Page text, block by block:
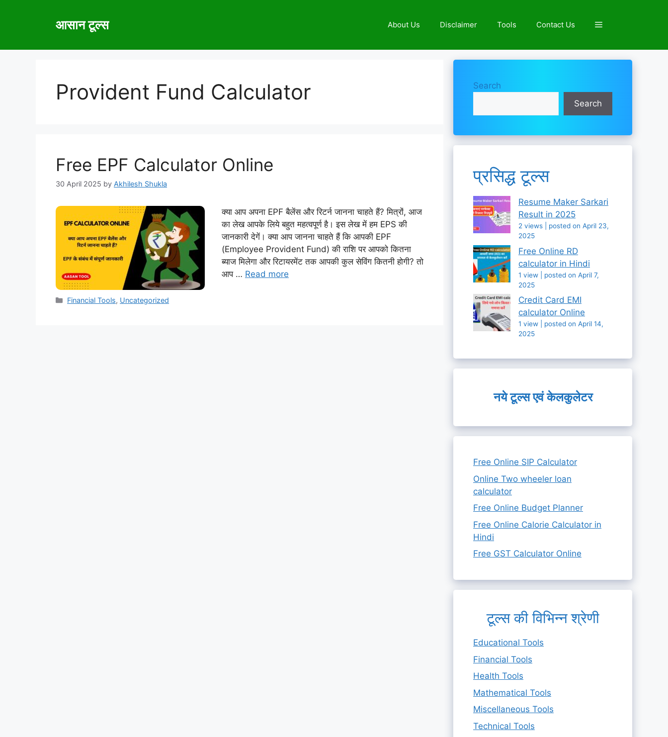
आसान टूल्स About Us Disclaimer Tools Contact Us
Provident Fund Calculator
Free EPF Calculator Online
30 April 2025 by Akhilesh Shukla
क्या आप अपना EPF बैलेंस और रिटर्न जानना चाहते हैं? मित्रों, आज
का लेख आपके लिये बहुत महत्वपूर्ण है। इस लेख में हम EPS की
जानकारी देगें। क्या आप जानना चाहते हैं कि आपकी EPF
(Employee Provident Fund) की राशि पर आपको कितना
ब्याज मिलेगा और रिटायरमेंट तक आपकी कुल सेविंग कितनी होगी? तो
आप … Read more
Categories
Financial Tools, Uncategorized
Search
Search
प्रसिद्ध टूल्स
Resume Maker Sarkari
Result in 2025
2 views
posted on April 23,
2025
Free Online RD
calculator in Hindi
1 view
posted on April 7,
2025
Credit Card EMI
calculator Online
1 view
posted on April 14,
2025
नये टूल्स एवं केलकुलेटर
Free Online SIP Calculator
Online Two wheeler loan
calculator
Free Online Budget Planner
Free Online Calorie Calculator in
Hindi
Free GST Calculator Online
टूल्स की विभिन्न श्रेणी
Educational Tools
Financial Tools
Health Tools
Mathematical Tools
Miscellaneous Tools
Technical Tools